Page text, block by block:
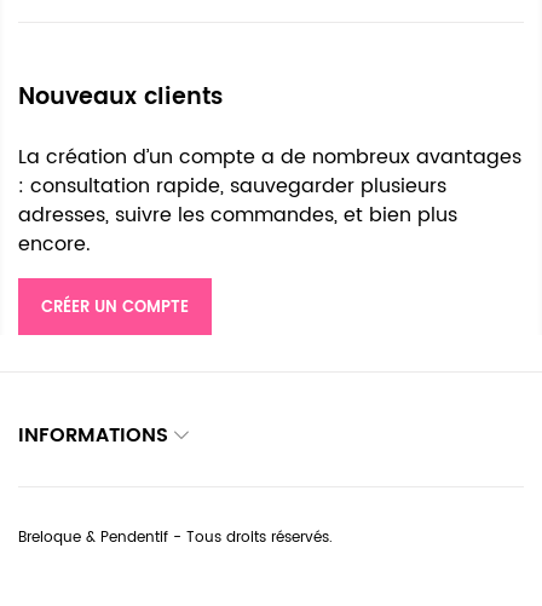
Nouveaux clients
La création d’un compte a de nombreux avantages
: consultation rapide, sauvegarder plusieurs
adresses, suivre les commandes, et bien plus
encore.
CRÉER UN COMPTE
INFORMATIONS
Breloque & Pendentif - Tous droits réservés.